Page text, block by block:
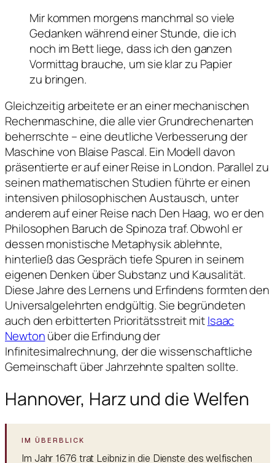
Mir kommen morgens manchmal so viele
Gedanken während einer Stunde, die ich
noch im Bett liege, dass ich den ganzen
Vormittag brauche, um sie klar zu Papier
zu bringen.
Gleichzeitig arbeitete er an einer mechanischen
Rechenmaschine, die alle vier Grundrechenarten
beherrschte – eine deutliche Verbesserung der
Maschine von Blaise Pascal. Ein Modell davon
präsentierte er auf einer Reise in London. Parallel zu
seinen mathematischen Studien führte er einen
intensiven philosophischen Austausch, unter
anderem auf einer Reise nach Den Haag, wo er den
Philosophen Baruch de Spinoza traf. Obwohl er
dessen monistische Metaphysik ablehnte,
hinterließ das Gespräch tiefe Spuren in seinem
eigenen Denken über Substanz und Kausalität.
Diese Jahre des Lernens und Erfindens formten den
Universalgelehrten endgültig. Sie begründeten
auch den erbitterten Prioritätsstreit mitIsaac
Newtonüber die Erfindung der
Infinitesimalrechnung, der die wissenschaftliche
Gemeinschaft über Jahrzehnte spalten sollte.
Hannover, Harz und die Welfen
Im Jahr 1676 trat Leibniz in die Dienste des welfischen